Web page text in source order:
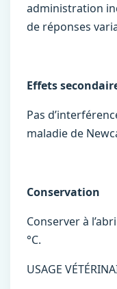
administration
de réponses
Effets
Pas
maladie de
Conservation
Conserver à
°C.
USAGE